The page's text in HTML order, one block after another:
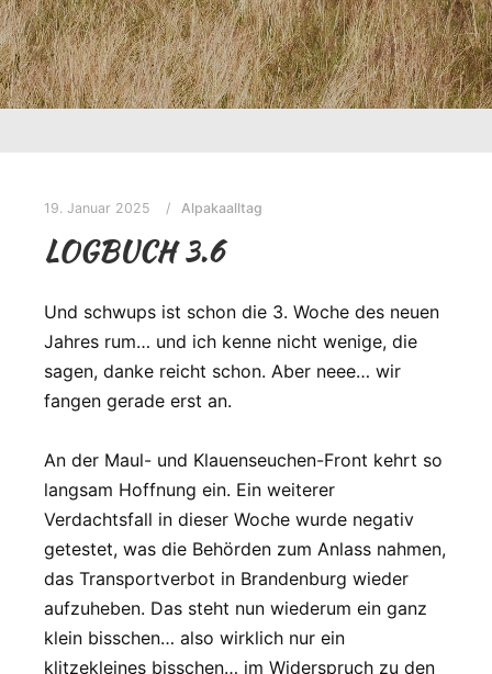
19. Januar 2025 Alpakaalltag
LOGBUCH 3.6
Und schwups ist schon die 3. Woche des neuen
Jahres rum… und ich kenne nicht wenige, die
sagen, danke reicht schon. Aber neee… wir
fangen gerade erst an.
An der Maul- und Klauenseuchen-Front kehrt so
langsam Hoffnung ein. Ein weiterer
Verdachtsfall in dieser Woche wurde negativ
getestet, was die Behörden zum Anlass nahmen,
das Transportverbot in Brandenburg wieder
aufzuheben. Das steht nun wiederum ein ganz
klein bisschen… also wirklich nur ein
klitzekleines bisschen… im Widerspruch zu den